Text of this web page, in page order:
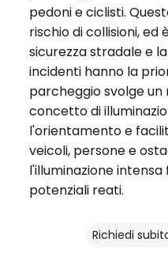
pedoni e ciclisti.
rischio di collisioni, ed
sicurezza stradale e
incidenti hanno la
parcheggio svolge
concetto di
l'orientamento e
veicoli, persone e
l'illuminazione
potenziali reati.
Richiedi